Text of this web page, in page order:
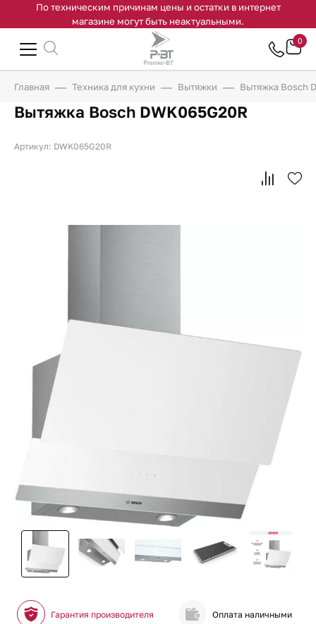
По техническим причинам цены и остатки в интернет
магазине могут быть неактуальными.
0
Главная Техника для кухни Вытяжки Вытяжка Bosch
Вытяжка Bosch DWK065G20R
Артикул: DWK065G20R
Гарантия производителя Оплата наличными